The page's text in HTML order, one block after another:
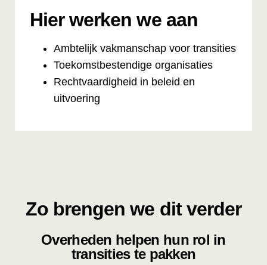
Hier werken we aan
Ambtelijk vakmanschap voor transities
Toekomstbestendige organisaties
Rechtvaardigheid in beleid en
uitvoering
Zo brengen we dit verder
Overheden helpen hun rol in
transities te pakken